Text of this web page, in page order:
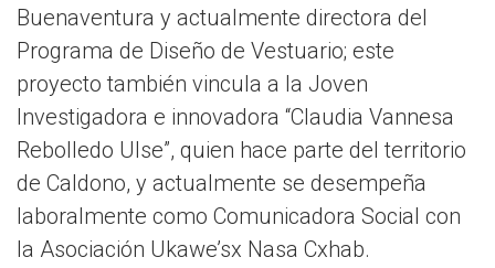
Buenaventura y actualmente directora del
Programa de Diseño de Vestuario; este
proyecto también vincula a la Joven
Investigadora e innovadora “Claudia Vannesa
Rebolledo Ulse”, quien hace parte del territorio
de Caldono, y actualmente se desempeña
laboralmente como Comunicadora Social con
la Asociación Ukawe’sx Nasa Cxhab.